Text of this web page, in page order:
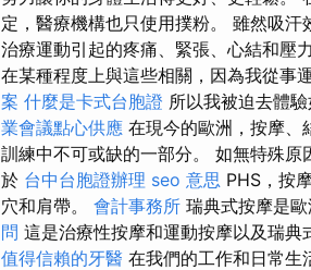
定，醫療機構也只使用撲粉。 雖然吸
治療運動引起的疼痛、緊張、心結和壓
在某種程度上與這些相關，因為我從事
案 什麼是卡式台胞證 所以我被迫去體
業會議點心供應 在現今的歐洲，按摩、
訓練中不可或缺的一部分。 如無特殊原
於 台中台胞證辦理 seo 意思 PHS，按
穴和肩帶。 會計事務所 瑞典式按摩是
問 這是治療性按摩和運動按摩以及瑞典
值得信賴的牙醫 在我們的工作和日常生